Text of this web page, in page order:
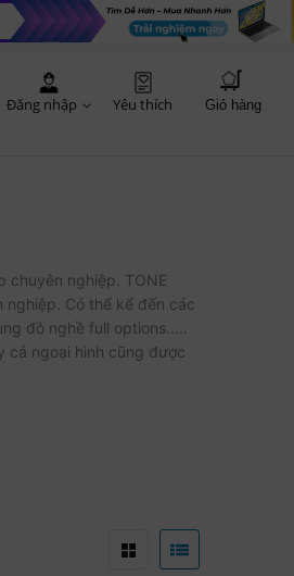
Đăng nhập Yêu thích Giỏ hàng
chuyên nghiệp. TONE
Có thể kể đến các
đồ nghề full options.....
cả ngoại hình cũng được